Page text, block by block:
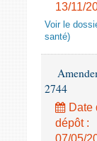
13/11/
Voir le
santé)
2744
Date
dépôt :
07/05/